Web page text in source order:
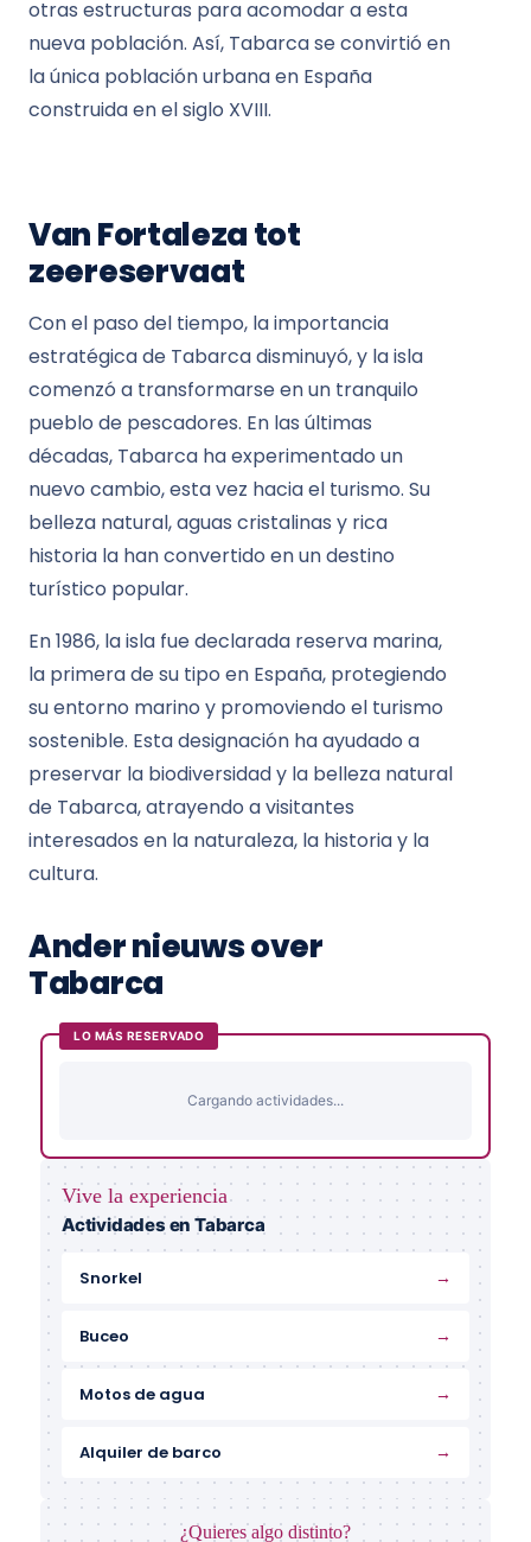
otras estructuras para acomodar a esta
nueva población. Así, Tabarca se convirtió en
la única población urbana en España
construida en el siglo XVIII.
Van Fortaleza tot
zeereservaat
Con el paso del tiempo, la importancia
estratégica de Tabarca disminuyó, y la isla
comenzó a transformarse en un tranquilo
pueblo de pescadores. En las últimas
décadas, Tabarca ha experimentado un
nuevo cambio, esta vez hacia el turismo. Su
belleza natural, aguas cristalinas y rica
historia la han convertido en un destino
turístico popular.
En 1986, la isla fue declarada reserva marina,
la primera de su tipo en España, protegiendo
su entorno marino y promoviendo el turismo
sostenible. Esta designación ha ayudado a
preservar la biodiversidad y la belleza natural
de Tabarca, atrayendo a visitantes
interesados en la naturaleza, la historia y la
cultura.
Ander nieuws over
Tabarca
LO MÁS RESERVADO
Cargando actividades...
Vive la experiencia
Actividades en Tabarca
Snorkel →
Buceo →
Motos de agua →
Alquiler de barco →
¿Quieres algo distinto?